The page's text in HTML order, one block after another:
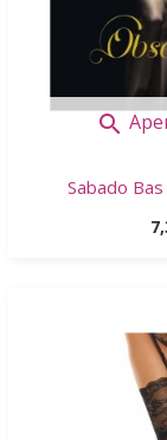

Sabado